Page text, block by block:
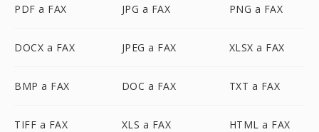
PDF a FAX JPG a FAX PNG a FAX
DOCX a FAX JPEG a FAX XLSX a FAX
BMP a FAX DOC a FAX TXT a FAX
TIFF a FAX XLS a FAX HTML a FAX